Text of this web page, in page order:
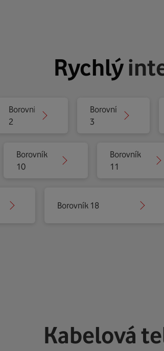
Rychlý
Borovník
2
Borovník
3
Borovník
10
Borovník
11
Borovník 18
Kabelová